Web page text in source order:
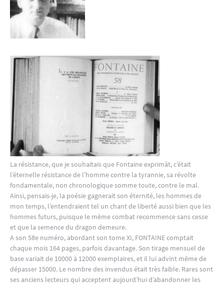
La résistance, que je souhaitais que Fontaine exprimât, c’était
l’éternelle résistance de l’homme contre la tyrannie, sa révolte
fondamentale, non chronologique somme toute, contre le mal.
Ainsi, pensais-je, la poésie gagnerait son éternité, les hommes de
mon temps, l’entendraient tel un chant de liberté aussi bien que les
hommes futurs, puisque le même combat recommence sans cesse
et que la semence du dragon demeure.
A son 58e numéro, abordant son tome XI, FONTAINE comptait
chaque mois 164 pages, parfois davantage. Son tirage mensuel de
base variait de 10000 à 12000 exemplaires, et il lui advint même de
dépasser 15000. Le nombre des invendus était très faible. Rares sont
ses anciens lecteurs qui acceptent aujourd’hui d’abandonner les